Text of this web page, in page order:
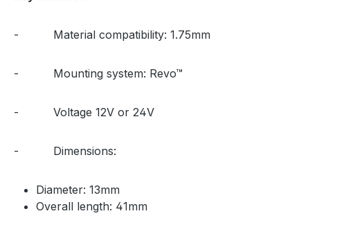
- Material compatibility: 1.75mm
- Mounting system: Revo™
- Voltage 12V or 24V
- Dimensions:
Diameter: 13mm
Overall length: 41mm